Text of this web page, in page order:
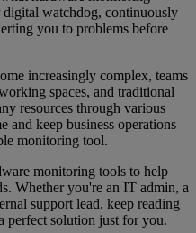
digital watchdog, continuously
you to problems before
increasingly complex, teams
spaces, and traditional
resources through various
and keep business operations
monitoring tool.
monitoring tools to help
Whether you're an IT admin, a
support lead, keep reading
perfect solution just for you.